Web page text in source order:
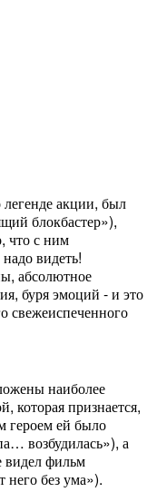
акции, был
блокбастер»),
что с ним
видеть!
абсолютное
буря эмоций - и это
свежеиспеченного
наиболее
которая признается,
героем ей было
возбудилась»), а
видел фильм
без ума»).